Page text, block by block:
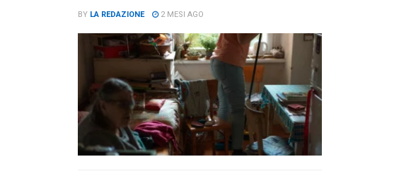
BY LA REDAZIONE 2 MESI AGO